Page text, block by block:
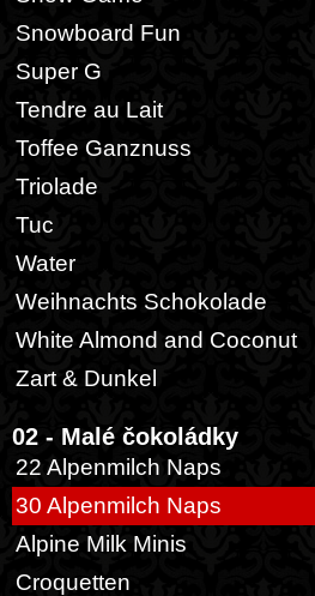
Snowboard Fun
Super G
Tendre au Lait
Toffee Ganznuss
Triolade
Tuc
Water
Weihnachts Schokolade
White Almond and Coconut
Zart & Dunkel
02 - Malé čokoládky
22 Alpenmilch Naps
30 Alpenmilch Naps
Alpine Milk Minis
Croquetten